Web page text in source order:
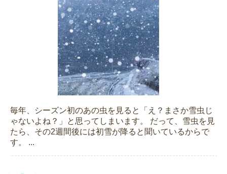
毎年、シーズン初のあの虫を見ると「え？まさか雪虫じ
ゃないよね？」と思ってしまいます。 だって、雪虫を見
たら、その2週間後には初雪が降ると聞いているからで
す。 ...